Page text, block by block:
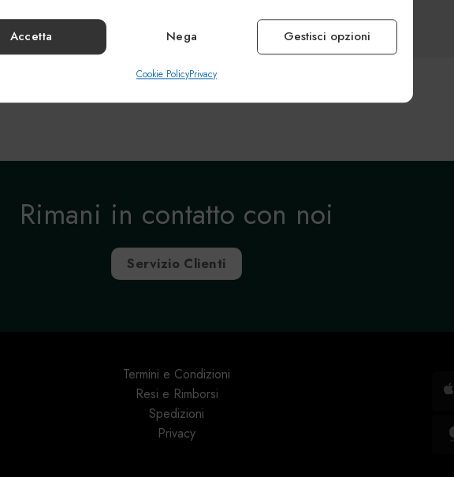
Identificare i dispositivi in base alle informazioni trasmesse automaticamente.
la sicurezza, prevenire e rilevare frodi, correggere
Accetta Nega Gestisci opzioni
Cookie PolicyPrivacy
Rimani in contatto con noi
Servizio Clienti
Termini e Condizioni
Resi e Rimborsi
Spedizioni
Privacy